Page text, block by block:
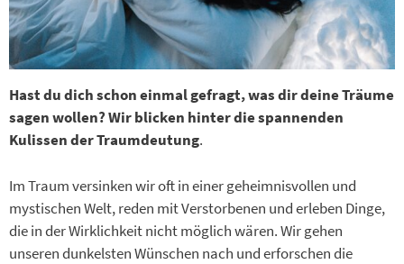
Hast du dich schon einmal gefragt, was dir deine Träume
sagen wollen? Wir blicken hinter die spannenden
Kulissen der Traumdeutung.
Im Traum versinken wir oft in einer geheimnisvollen und
mystischen Welt, reden mit Verstorbenen und erleben Dinge,
die in der Wirklichkeit nicht möglich wären. Wir gehen
unseren dunkelsten Wünschen nach und erforschen die